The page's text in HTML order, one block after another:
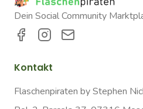
Dein Social Community
Kontakt
Flaschenpiraten by Stephen